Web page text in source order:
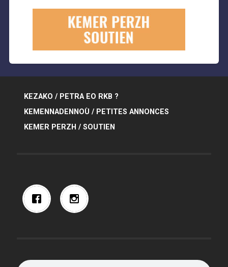
KEZAKO / PETRA EO RKB ?
KEMENNADENNOÙ / PETITES ANNONCES
KEMER PERZH / SOUTIEN